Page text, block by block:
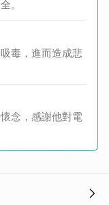
。
毒，進而造成悲
念，感謝他對電